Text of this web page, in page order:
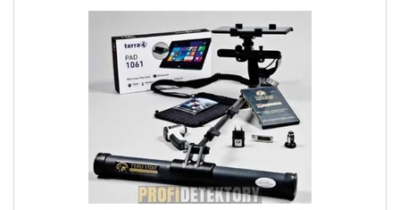
DETEKTORY KOVŮ